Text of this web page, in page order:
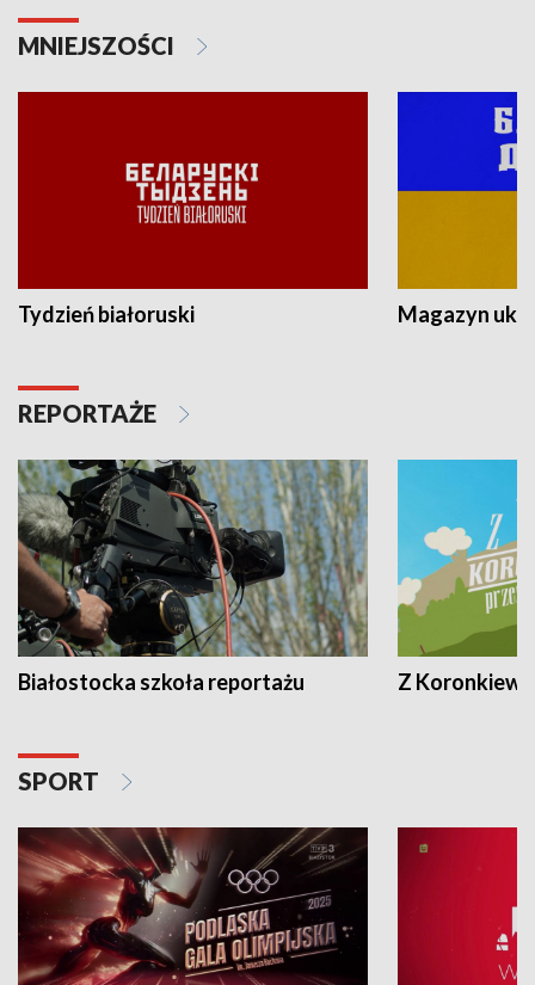
MNIEJSZOŚCI
Tydzień białoruski Magazyn
REPORTAŻE
Białostocka szkoła reportażu Z
SPORT